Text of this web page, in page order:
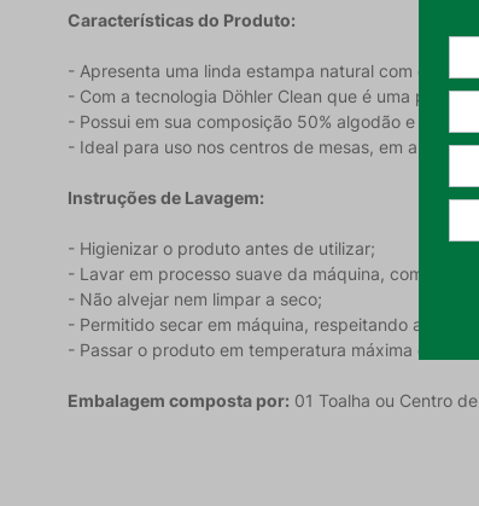
Características do Produto:
- Apresenta uma linda estampa natural com
- Com a tecnologia Döhler Clean que é uma
- Possui em sua composição 50% algodão e 50%
- Ideal para uso nos centros de mesas, em
Instruções de Lavagem:
- Higienizar o produto antes de utilizar;
- Lavar em processo suave da máquina, com
- Não alvejar nem limpar a seco;
- Permitido secar em máquina, respeitando a
- Passar o produto em temperatura máxima de
Embalagem composta por: 01 Toalha ou Centro